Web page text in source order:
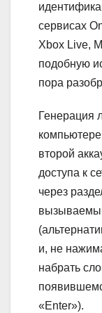
сервисах
Xbox Live,
подобную
пора
Генерация
второй
доступа к
через
и, не
набрать
«Enter»).